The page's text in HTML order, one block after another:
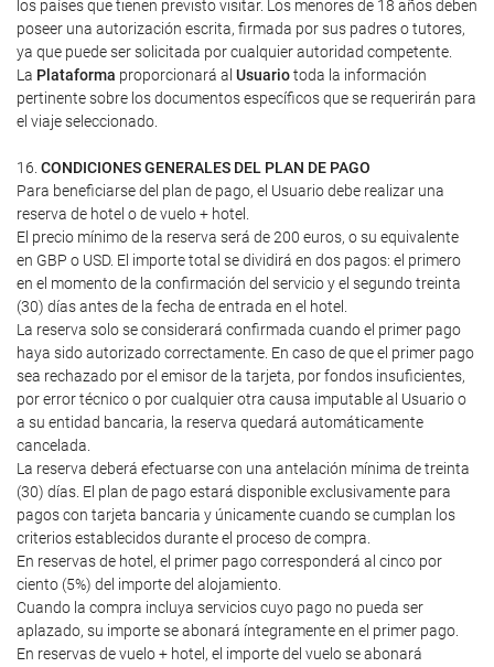
los países que tienen previsto visitar. Los menores de 18 años deben
poseer una autorización escrita, firmada por sus padres o tutores,
ya que puede ser solicitada por cualquier autoridad competente.
La Plataforma proporcionará al Usuariotoda la información
pertinente sobre los documentos específicos que se requerirán para
el viaje seleccionado.
16. CONDICIONES GENERALES DEL PLAN DE PAGO
Para beneficiarse del plan de pago, el Usuario debe realizar una
reserva de hotel o de vuelo + hotel.
El precio mínimo de la reserva será de 200 euros, o su equivalente
en GBP o USD. El importe total se dividirá en dos pagos: el primero
en el momento de la confirmación del servicio y el segundo treinta
(30) días antes de la fecha de entrada en el hotel.
La reserva solo se considerará confirmada cuando el primer pago
haya sido autorizado correctamente. En caso de que el primer pago
sea rechazado por el emisor de la tarjeta, por fondos insuficientes,
por error técnico o por cualquier otra causa imputable al Usuario o
a su entidad bancaria, la reserva quedará automáticamente
cancelada.
La reserva deberá efectuarse con una antelación mínima de treinta
(30) días. El plan de pago estará disponible exclusivamente para
pagos con tarjeta bancaria y únicamente cuando se cumplan los
criterios establecidos durante el proceso de compra.
En reservas de hotel, el primer pago corresponderá al cinco por
ciento (5%) del importe del alojamiento.
Cuando la compra incluya servicios cuyo pago no pueda ser
aplazado, su importe se abonará íntegramente en el primer pago.
En reservas de vuelo + hotel, el importe del vuelo se abonará